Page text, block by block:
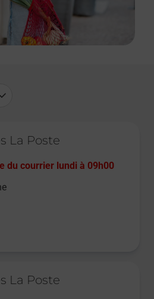
La Poste
du courrier lundi à 09h00
La Poste